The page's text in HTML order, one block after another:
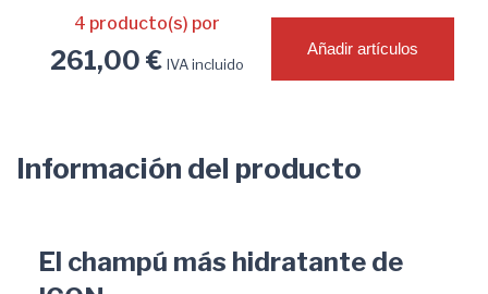
4 producto(s) por
261,00 € IVA incluido
Añadir artículos
Información del producto
El champú más hidratante de